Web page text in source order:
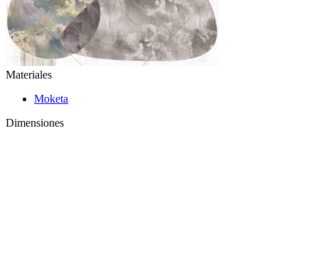
Materiales
Moketa
Dimensiones